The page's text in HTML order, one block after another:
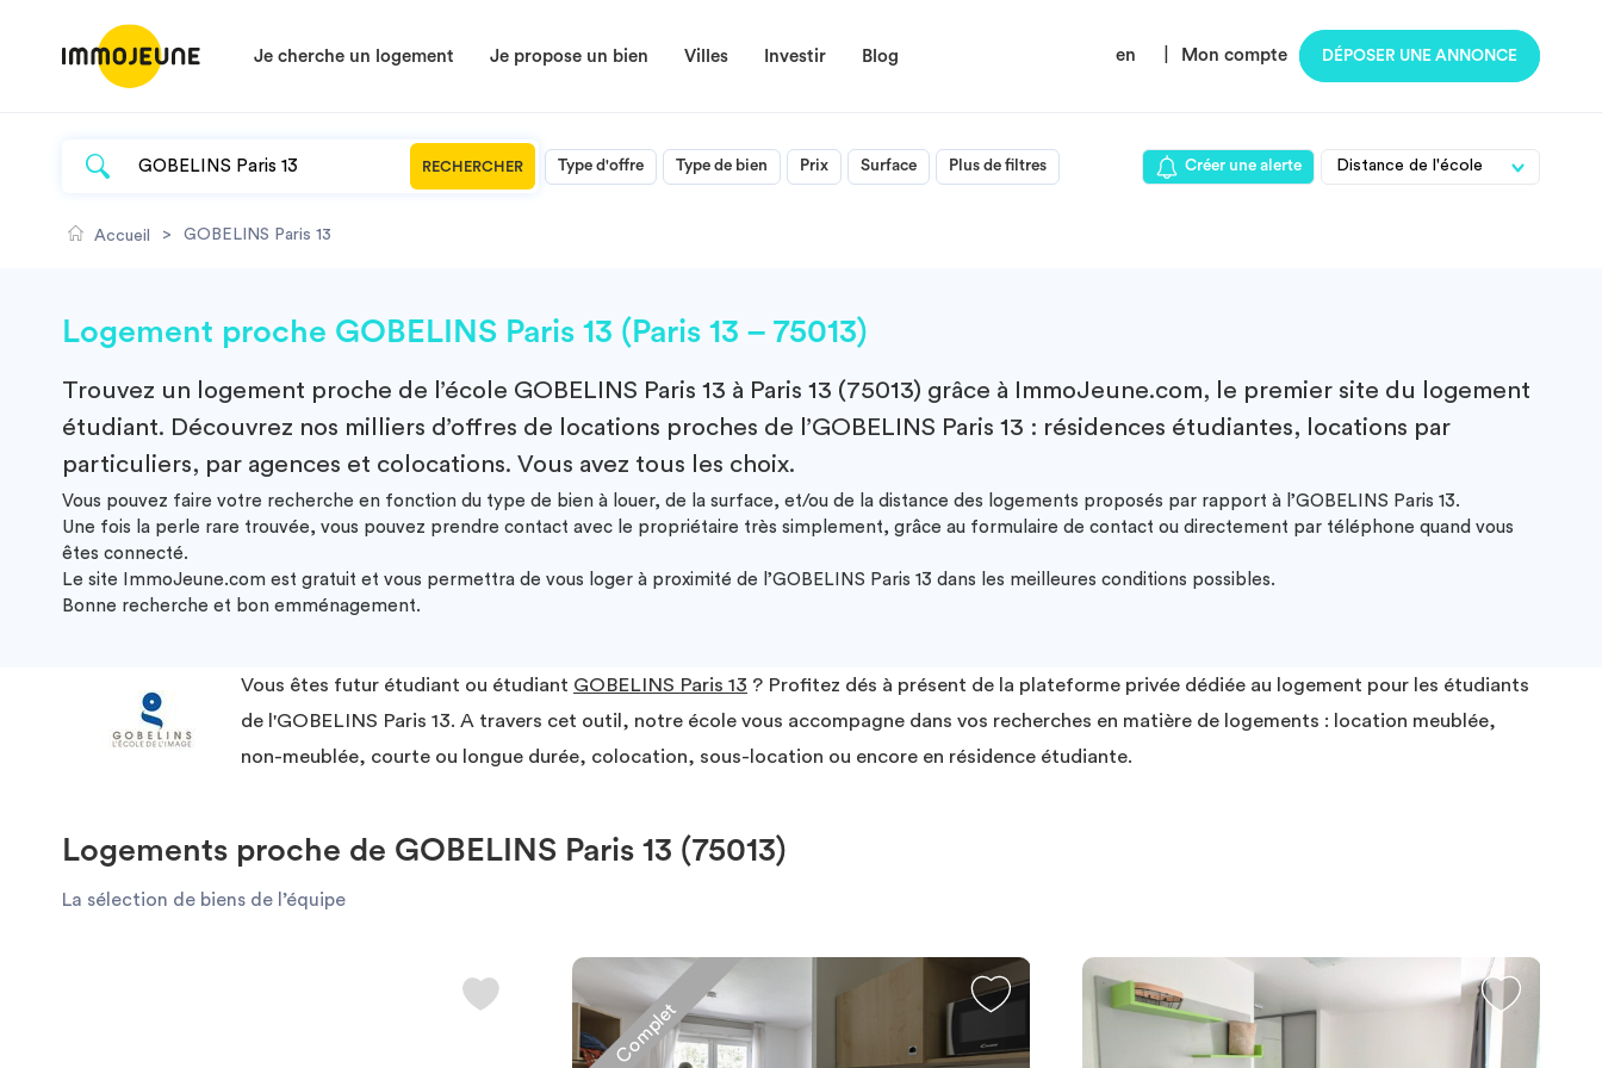
Je cherche un logement Je propose un bien Villes Investir Blog en Mon compte DÉPOSER UNE ANNONCE
RECHERCHER Type d'offre Type de bien Prix Surface Plus de filtres Créer une alerte
Accueil > GOBELINS Paris 13
Logement proche GOBELINS Paris 13 (Paris 13 – 75013)
Trouvez un logement proche de l’école GOBELINS Paris 13 à Paris 13 (75013) grâce à ImmoJeune.com, le premier site du logement
étudiant. Découvrez nos milliers d’offres de locations proches de l’GOBELINS Paris 13 : résidences étudiantes, locations par
particuliers, par agences et colocations. Vous avez tous les choix.
Vous pouvez faire votre recherche en fonction du type de bien à louer, de la surface, et/ou de la distance des logements proposés par rapport à l’GOBELINS Paris 13.
Une fois la perle rare trouvée, vous pouvez prendre contact avec le propriétaire très simplement, grâce au formulaire de contact ou directement par téléphone quand vous
êtes connecté.
Le site ImmoJeune.com est gratuit et vous permettra de vous loger à proximité de l’GOBELINS Paris 13 dans les meilleures conditions possibles.
Bonne recherche et bon emménagement.
Vous êtes futur étudiant ou étudiant GOBELINS Paris 13 ? Profitez dés à présent de la plateforme privée dédiée au logement pour les étudiants
de l'GOBELINS Paris 13. A travers cet outil, notre école vous accompagne dans vos recherches en matière de logements : location meublée,
non-meublée, courte ou longue durée, colocation, sous-location ou encore en résidence étudiante.
Logements proche de GOBELINS Paris 13 (75013)
La sélection de biens de l’équipe
Complet